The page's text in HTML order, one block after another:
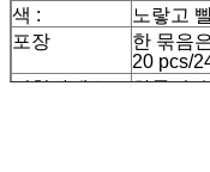
색 :
노랗고
포장
한 묶음
20 pcs/
시험하세요 :
화물이